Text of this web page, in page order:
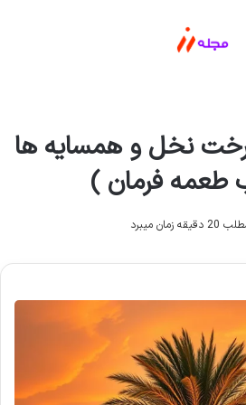
نخل و همسایه ها
طعمه فرمان )
میبرد